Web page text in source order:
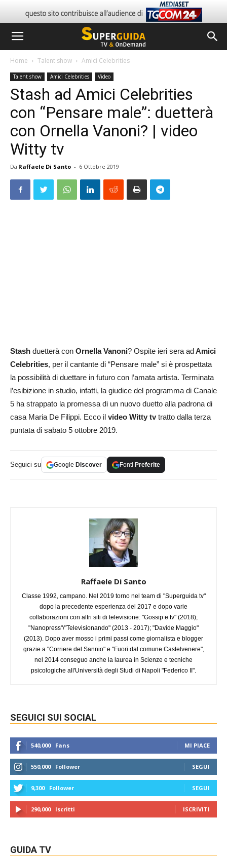
Home Talent show Amici Celebrities
Talent show Amici Celebrities Video
Stash ad Amici Celebrities
con “Pensare male”: duetterà
con Ornella Vanoni? | video
Witty tv
Da Raffaele Di Santo - 6 Ottobre 2019
Stash duetterà con Ornella Vanoni? Ospite ieri sera ad Amici
Celebrities, per il cantante di “Pensare male” si è prospettata
la possibilità di duettare in futuro con l’amata artista. Terminata
l’esibizione in studio, infatti, la giudice del programma di Canale
5 ha strappato la promessa di un nuovo duetto alla padrona di
casa Maria De Filippi. Ecco il video Witty tvtratto dalla terza
puntata di sabato 5 ottobre 2019.
Seguici su Google Discover Fonti Preferite
Raffaele Di Santo
Classe 1992, campano. Nel 2019 torno nel team di "Superguida tv"
dopo la precedente esperienza del 2017 e dopo varie
collaborazioni con altri siti di televisione: "Gossip e tv" (2018);
"Nanopress"/"Televisionando" (2013 - 2017); "Davide Maggio"
(2013). Dopo aver mosso i primi passi come giornalista e blogger
grazie a "Corriere del Sannio" e "Fuori dal comune Castelvenere",
nel 2014 conseguo anche la laurea in Scienze e tecniche
psicologiche all'Università degli Studi di Napoli "Federico II".
SEGUICI SUI SOCIAL
540,000 Fans MI PIACE
550,000 Follower SEGUI
9,300 Follower SEGUI
290,000 Iscritti ISCRIVITI
GUIDA TV